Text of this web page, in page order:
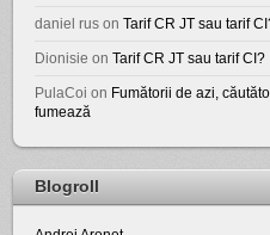
daniel rus onTarif CR JT sau tarif
Dionisie onTarif CR JT sau tarif CI?
PulaCoi on Fumătorii de azi,
fumează
Blogroll